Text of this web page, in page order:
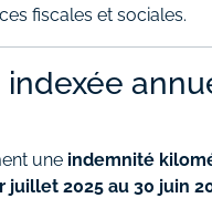
fiscales et sociales.
une indemnité
juillet 2025 au 30 juin